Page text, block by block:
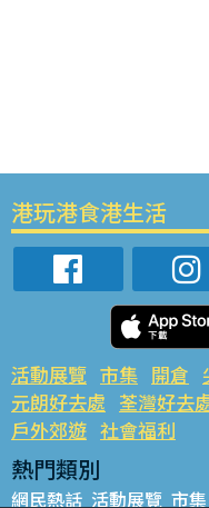
港玩港食港生活
活動展覽 市集 開倉
元朗好去處 荃灣好去
戶外郊遊 社會福利
熱門類別
網民熱話 活動展覽 市集